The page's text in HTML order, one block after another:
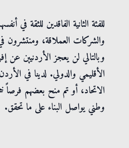
للفئة الثانية الفاقدين للثقة
والشركات العملاقة، ومنتشرون
وبالتالي لن يعجز الأردنيين عن
الأقليمي والدولي. لدينا في
الاتحاد، أو تم منح بعضهم فرصاً
وطني يواصل البناء على ما تحقق.